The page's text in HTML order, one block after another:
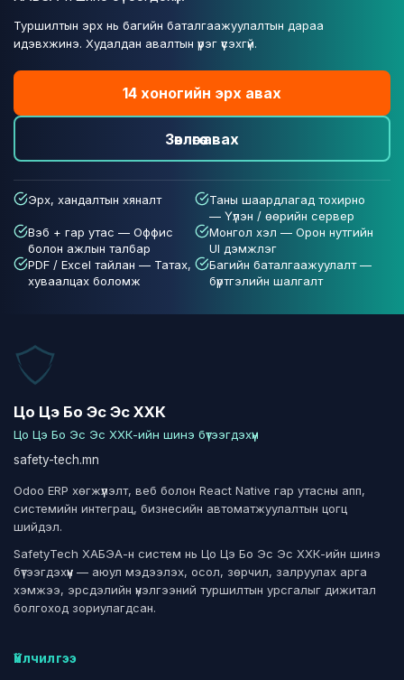
Туршилтын эрх нь багийн баталгаажуулалтын дараа
идэвхжинэ. Худалдан авалтын үүрэг үүсэхгүй.
14 хоногийн эрх авах
Зөвлөгөө авах
Эрх, хандалтын хяналт
Таны шаардлагад тохирно
— Үүлэн / өөрийн сервер
Вэб + гар утас — Оффис
болон ажлын талбар
Монгол хэл — Орон нутгийн
UI дэмжлэг
PDF / Excel тайлан — Татах,
хуваалцах боломж
Багийн баталгаажуулалт —
бүртгэлийн шалгалт
Цо Цэ Бо Эс Эс ХХК
Цо Цэ Бо Эс Эс ХХК-ийн шинэ бүтээгдэхүүн
safety-tech.mn
Odoo ERP хөгжүүлэлт, веб болон React Native гар утасны апп,
системийн интеграц, бизнесийн автоматжуулалтын цогц
шийдэл.
SafetyTech ХАБЭА-н систем нь Цо Цэ Бо Эс Эс ХХК-ийн шинэ
бүтээгдэхүүн — аюул мэдээлэх, осол, зөрчил, залруулах арга
хэмжээ, эрсдэлийн үнэлгээний туршилтын урсгалыг дижитал
болгоход зориулагдсан.
Үйлчилгээ